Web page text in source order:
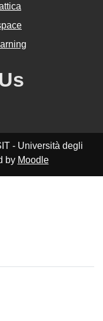
- Università degli
by Moodle